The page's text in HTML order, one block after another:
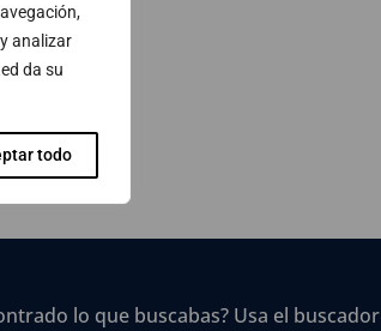
analizar
da su
todo
lo que buscabas? Usa el buscador